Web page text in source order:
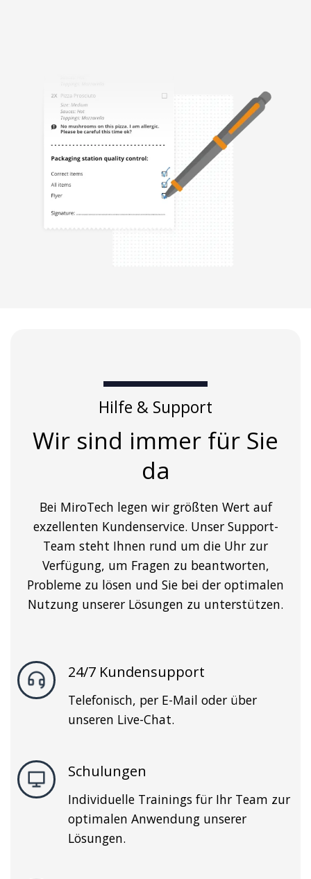
Hilfe & Support
Wir sind immer für Sie
da
Bei MiroTech legen wir größten Wert auf
exzellenten Kundenservice. Unser Support-
Team steht Ihnen rund um die Uhr zur
Verfügung, um Fragen zu beantworten,
Probleme zu lösen und Sie bei der optimalen
Nutzung unserer Lösungen zu unterstützen.
24/7 Kundensupport
Telefonisch, per E-Mail oder über
unseren Live-Chat.
Schulungen
Individuelle Trainings für Ihr Team zur
optimalen Anwendung unserer
Lösungen.